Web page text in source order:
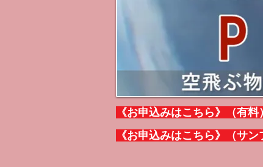
《お申込みはこちら》（有料）
《お申込みはこちら》（サン